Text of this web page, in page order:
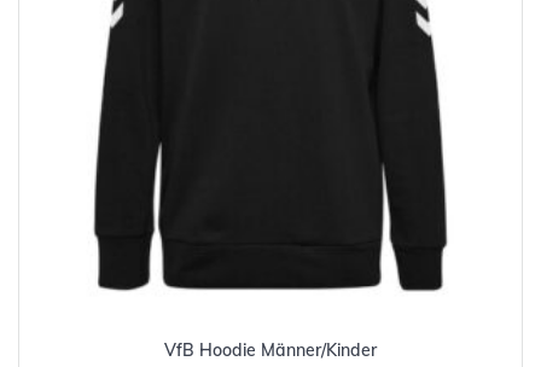
VfB Hoodie Männer/Kinder